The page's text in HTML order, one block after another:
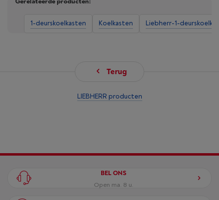
1-deurskoelkasten Koelkasten Liebherr-1-
Terug
LIEBHERR producten
BEL ONS
Open ma. 8 u.